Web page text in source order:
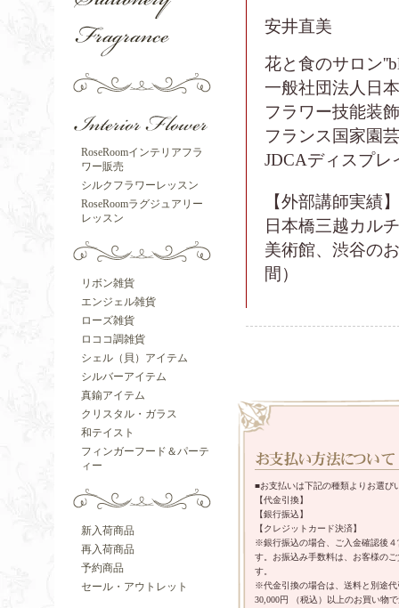
RoseRoomインテリアフラ
ワー販売
シルクフラワーレッスン
RoseRoomラグジュアリー
レッスン
リボン雑貨
エンジェル雑貨
ローズ雑貨
ロココ調雑貨
シェル（貝）アイテム
シルバーアイテム
真鍮アイテム
クリスタル・ガラス
和テイスト
フィンガーフード＆パーテ
ィー
新入荷商品
再入荷商品
予約商品
セール・アウトレット
安井直美
花と食のサロン
一般社団法人日
フラワー技能装
フランス国家園
JDCAディスプレ
【外部講師実績】
日本橋三越カル
美術館、渋谷の
間）
■お支払いは下記の種類よりお選び
【代金引換】
【銀行振込】
【クレジットカード決済】
※銀行振込の場合、ご入金確認後
す。お振込み手数料は、お客様の
す。
※代金引換の場合は、送料と別途
30,000円 （税込）以上のお買い物